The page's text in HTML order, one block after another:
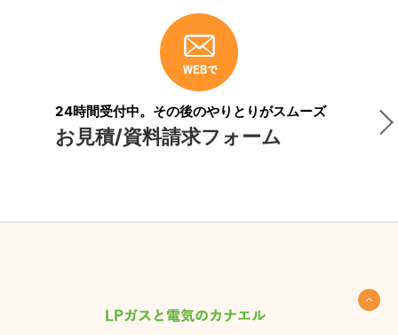
24時間受付中。その後のやりとりがスムーズ
お見積/資料請求フォーム